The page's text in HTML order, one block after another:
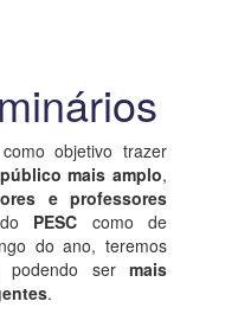
objetivo trazer
mais amplo,
e professores
PESC como de
do ano, teremos
podendo ser mais
.